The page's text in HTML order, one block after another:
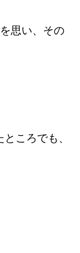
思い、その
ころでも、